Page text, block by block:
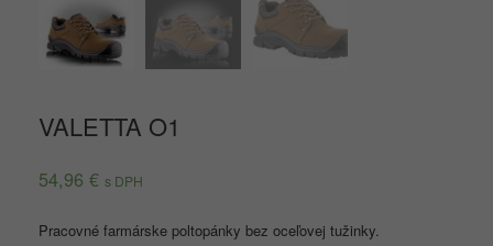
VALETTA O1
54,96 € s DPH
Pracovné farmárske poltopánky bez oceľovej tužinky.